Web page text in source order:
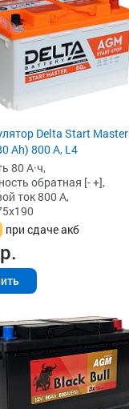
Delta Start Master
Ah) 800 А, L4
80 А·ч,
обратная [- +],
ток 800 А,
при сдаче акб
р.